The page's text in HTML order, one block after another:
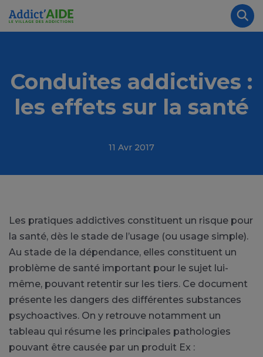
Aller au contenu principal
Conduites addictives :
les effets sur la santé
11 Avr 2017
Les pratiques addictives constituent un risque pour
la santé, dès le stade de l’usage (ou usage simple).
Au stade de la dépendance, elles constituent un
problème de santé important pour le sujet lui-
même, pouvant retentir sur les tiers. Ce document
présente les dangers des différentes substances
psychoactives. On y retrouve notamment un
tableau qui résume les principales pathologies
pouvant être causée par un produit Ex :
Panneau de gestion des cookies